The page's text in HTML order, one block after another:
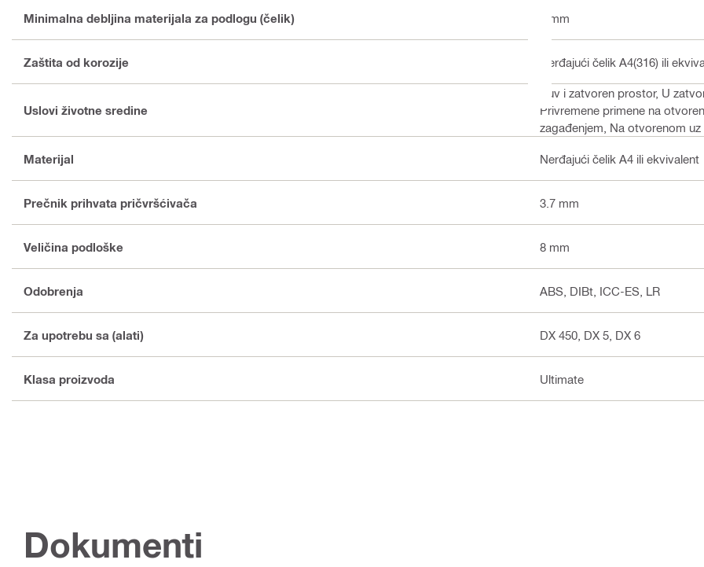
Minimalna debljina materijala za podlogu (čelik) 5 mm
Zaštita od korozije Nerđajući čelik A4(316) ili
Uslovi životne sredine
Suv i zatvoren prostor, U
Privremene primene na
zagađenjem, Na otvorenom
Materijal Nerđajući čelik A4 ili ekvivalent
Prečnik prihvata pričvršćivača 3.7 mm
Veličina podloške 8 mm
Odobrenja ABS, DIBt, ICC-ES, LR
Za upotrebu sa (alati) DX 450, DX 5, DX 6
Klasa proizvoda Ultimate
Dokumenti